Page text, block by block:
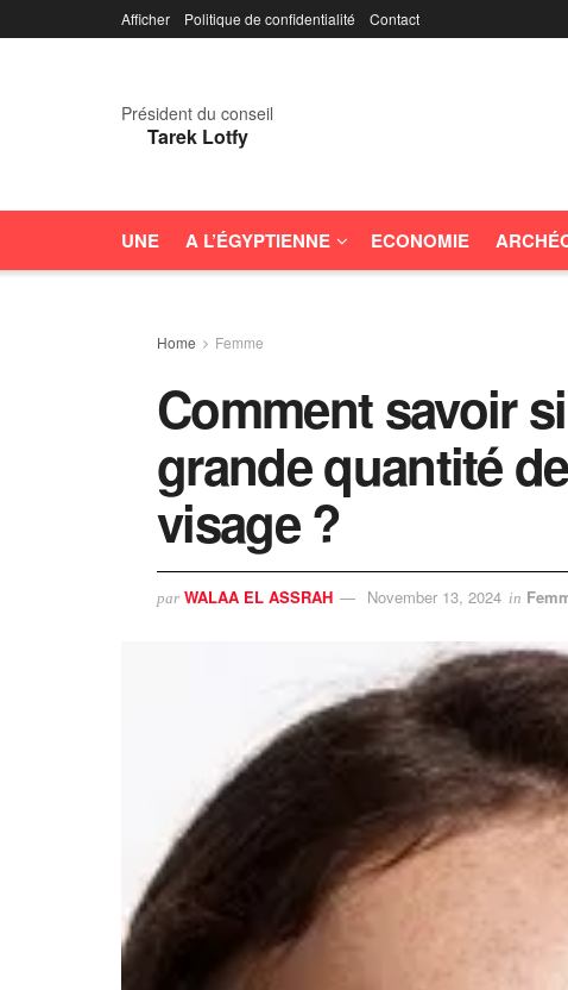
Afficher Politique de confidentialité Contact
Président du conseil
Tarek Lotfy
UNE A L’ÉGYPTIENNE ECONOMIE
Home Femme
Comment savoir
grande quantité
visage ?
par WALAA EL ASSRAH November 13, 2024 in